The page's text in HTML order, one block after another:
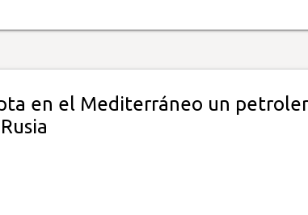
en el Mediterráneo un